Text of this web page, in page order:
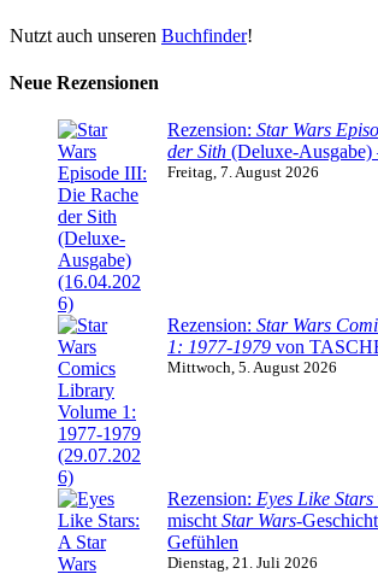
Nutzt auch unseren Buchfinder!
Neue Rezensionen
Rezension: Star Wars
der Sith (Deluxe-
Freitag, 7. August 2026
Rezension: Star Wars
1: 1977-1979 von
Mittwoch, 5. August 2026
Rezension: Eyes Like Stars
mischt Star Wars-
Gefühlen
Dienstag, 21. Juli 2026